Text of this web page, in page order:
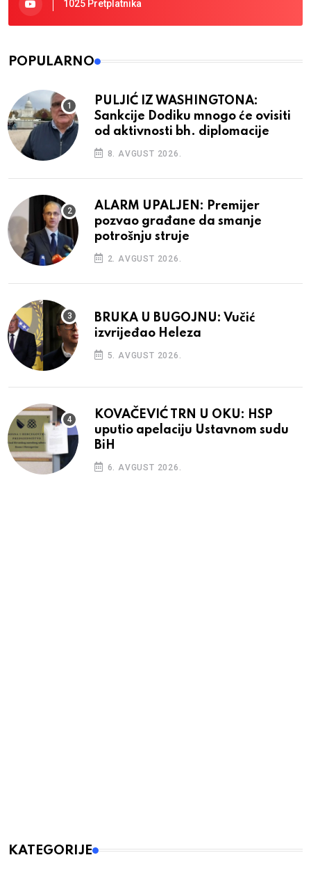
1025 Pretplatnika
POPULARNO
PULJIĆ IZ WASHINGTONA:
Sankcije Dodiku mnogo će ovisiti
od aktivnosti bh. diplomacije
8. AVGUST 2026.
ALARM UPALJEN: Premijer
pozvao građane da smanje
potrošnju struje
2. AVGUST 2026.
BRUKA U BUGOJNU: Vučić
izvrijeđao Heleza
5. AVGUST 2026.
KOVAČEVIĆ TRN U OKU: HSP
uputio apelaciju Ustavnom sudu
BiH
6. AVGUST 2026.
KATEGORIJE